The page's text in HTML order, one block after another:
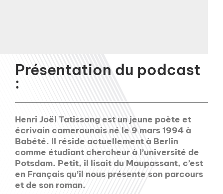
Présentation du podcast
:
Henri Joël Tatissong est un jeune poète et
écrivain camerounais né le 9 mars 1994 à
Babété. Il réside actuellement à Berlin
comme étudiant chercheur à l’université de
Potsdam. Petit, il lisait du Maupassant, c’est
en Français qu’il nous présente son parcours
et de son roman.